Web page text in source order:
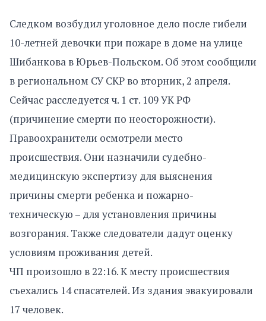
Следком возбудил уголовное дело после гибели
10-летней девочки при пожаре в доме на улице
Шибанкова в Юрьев-Польском. Об этом сообщили
в региональном СУ СКР во вторник, 2 апреля.
Сейчас расследуется ч. 1 ст. 109 УК РФ
(причинение смерти по неосторожности).
Правоохранители осмотрели место
происшествия. Они назначили судебно-
медицинскую экспертизу для выяснения
причины смерти ребенка и пожарно-
техническую – для установления причины
возгорания. Также следователи дадут оценку
условиям проживания детей.
ЧП произошло в 22:16. К месту происшествия
съехались 14 спасателей. Из здания эвакуировали
17 человек.